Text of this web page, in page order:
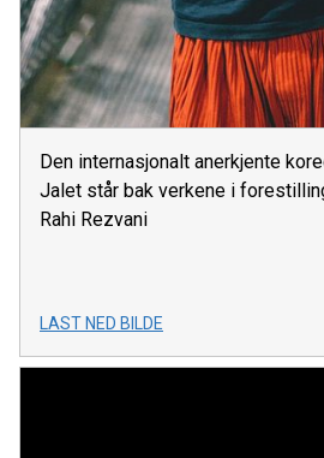
Den internasjonalt anerkjente
Jalet står bak verkene i
Rahi Rezvani
LAST NED BILDE